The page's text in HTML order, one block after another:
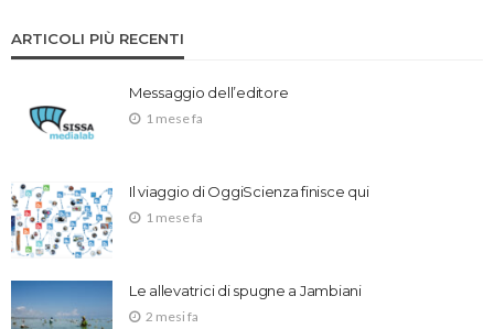
ARTICOLI PIÙ RECENTI
Messaggio dell’editore
1 mese fa
Il viaggio di OggiScienza finisce qui
1 mese fa
Le allevatrici di spugne a Jambiani
2 mesi fa